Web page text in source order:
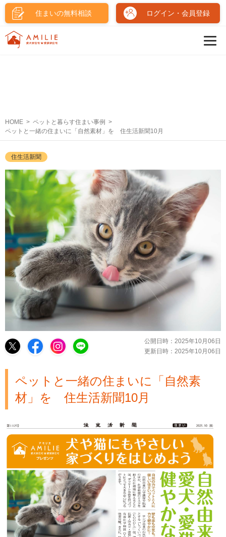
住まいの無料相談 ログイン・会員登録
HOME
ペットと暮らす住まい事例
ペットと一緒の住まいに「自然素材」を 住生活新聞10月
住生活新聞
公開日時： 2025年10月06日
更新日時： 2025年10月06日
ペットと一緒の住まいに「自然素
材」を 住生活新聞10月